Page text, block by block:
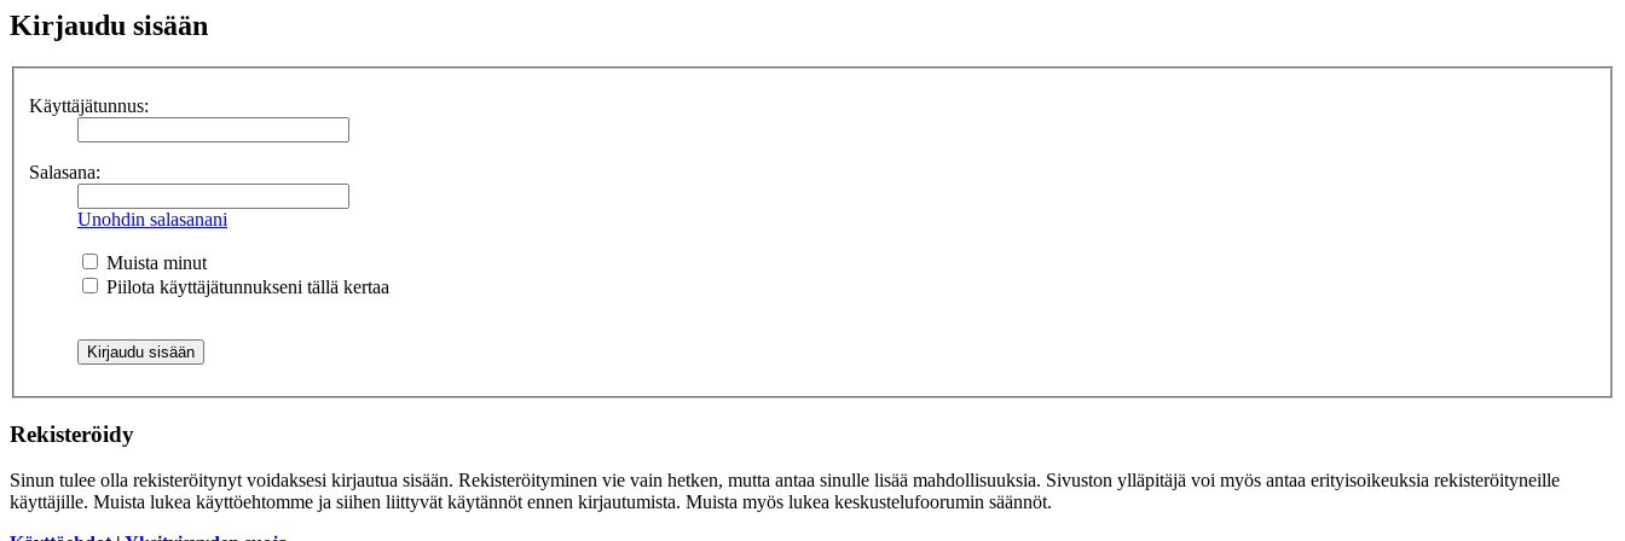
Kirjaudu sisään
Käyttäjätunnus:
Salasana:
Unohdin salasanani
Muista minut
Piilota käyttäjätunnukseni tällä kertaa
Rekisteröidy
Sinun tulee olla rekisteröitynyt voidaksesi kirjautua sisään. Rekisteröityminen vie vain hetken, mutta antaa sinulle lisää mahdollisuuksia. Sivuston ylläpitäjä voi myös antaa erityisoikeuksia rekisteröityneille
käyttäjille. Muista lukea käyttöehtomme ja siihen liittyvät käytännöt ennen kirjautumista. Muista myös lukea keskustelufoorumin säännöt.